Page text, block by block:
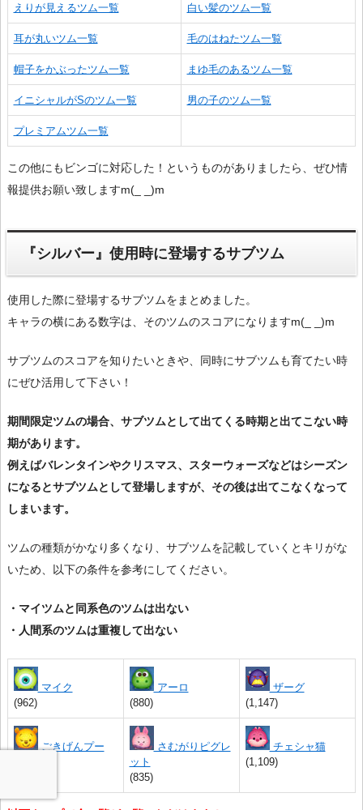
えりが見えるツム一覧 白い髪のツム一覧
耳が丸いツム一覧 毛のはねたツム一覧
帽子をかぶったツム一覧 まゆ毛のあるツム一覧
イニシャルがSのツム一覧 男の子のツム一覧
プレミアムツム一覧
この他にもビンゴに対応した！というものがありましたら、ぜひ情
報提供お願い致しますm(_ _)m
『シルバー』使用時に登場するサブツム
使用した際に登場するサブツムをまとめました。
キャラの横にある数字は、そのツムのスコアになりますm(_ _)m
サブツムのスコアを知りたいときや、同時にサブツムも育てたい時
にぜひ活用して下さい！
期間限定ツムの場合、サブツムとして出てくる時期と出てこない時
期があります。
例えばバレンタインやクリスマス、スターウォーズなどはシーズン
になるとサブツムとして登場しますが、その後は出てこなくなって
しまいます。
ツムの種類がかなり多くなり、サブツムを記載していくとキリがな
いため、以下の条件を参考にしてください。
・マイツムと同系色のツムは出ない
・人間系のツムは重複して出ない
マイク
(962)
アーロ
(880)
ザーグ
(1,147)
ごきげんプー
さむがりピグレ
ット
(835)
チェシャ猫
(1,109)